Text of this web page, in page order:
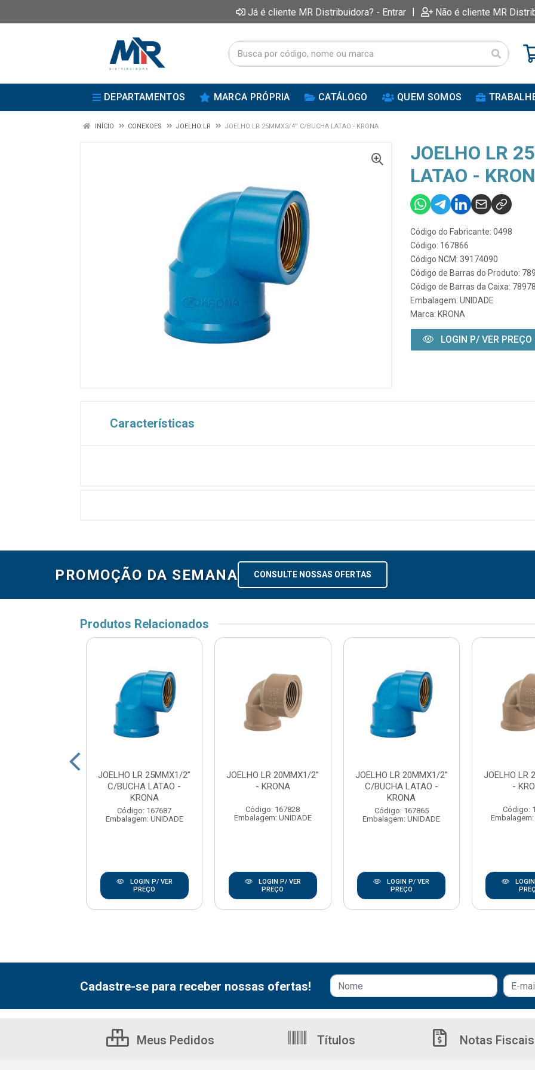
Já é cliente MR Distribuidora? - Entrar | Não é cliente MR
DEPARTAMENTOS MARCA PRÓPRIA CATÁLOGO QUEM SOMOS
INÍCIO CONEXOES JOELHO LR JOELHO LR 25MMX3/4” C/BUCHA LATAO - KRONA
JOELHO LR
LATAO -
Código do Fabricante: 0498
Código: 167866
Código NCM: 39174090
Código de Barras do Produto:
Código de Barras da Caixa:
Embalagem: UNIDADE
Marca: KRONA
LOGIN P/ VER PREÇO
Características
PROMOÇÃO DA SEMANA CONSULTE NOSSAS OFERTAS
Produtos Relacionados
JOELHO LR 25MMX1/2”
C/BUCHA LATAO -
KRONA
Código: 167687
Embalagem: UNIDADE
LOGIN P/ VER
PREÇO
JOELHO LR 20MMX1/2”
- KRONA
Código: 167828
Embalagem: UNIDADE
LOGIN P/ VER
PREÇO
JOELHO LR 20MMX1/2”
C/BUCHA LATAO -
KRONA
Código: 167865
Embalagem: UNIDADE
LOGIN P/ VER
PREÇO
JOELHO LR
-
Código:
Embalagem:
Cadastre-se para receber nossas ofertas!
Meus Pedidos Títulos Notas Fiscais